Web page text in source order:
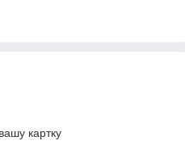
картку